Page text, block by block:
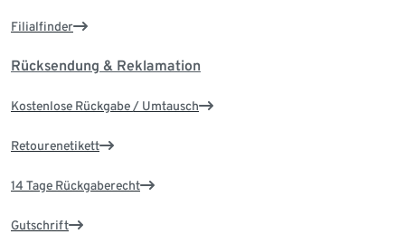
Filialfinder
Rücksendung & Reklamation
Kostenlose Rückgabe / Umtausch
Retourenetikett
14 Tage Rückgaberecht
Gutschrift